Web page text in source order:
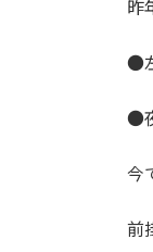
昨
●
●
今
前